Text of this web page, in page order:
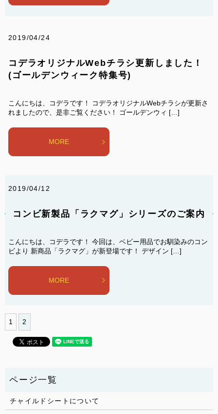
2019/04/24
コデラオリジナルWebチラシ更新しました！
(ゴールデンウィーク特集号)
こんにちは、コデラです！ コデラオリジナルWebチラシが更新さ
れましたので、是非ご覧ください！ ゴールデンウィ […]
MORE
2019/04/12
コンビ新製品「ラクマグ」シリーズのご案内
こんにちは、コデラです！ 今回は、ベビー用品でお馴染みのコン
ビより 新商品「ラクマグ」が新登場です！ デザイン […]
MORE
1 2
チャイルドシートについて